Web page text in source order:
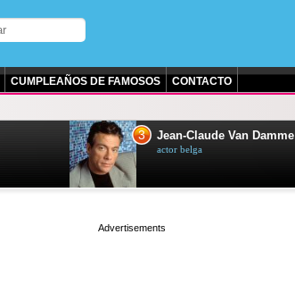
CUMPLEAÑOS DE FAMOSOS CONTACTO
3 Jean-Claude Van Damme
actor belga